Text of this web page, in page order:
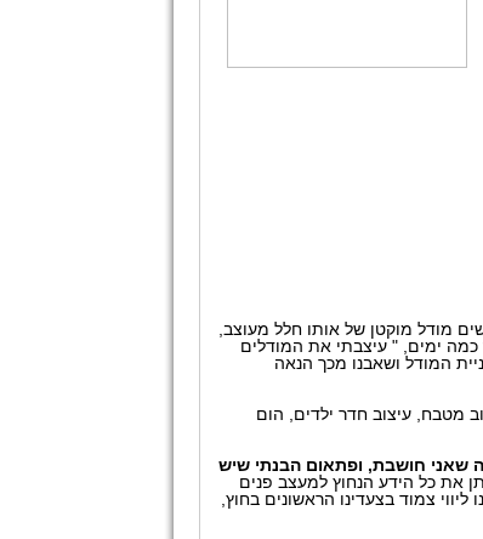
מודל מוקטן של אותו חלל מעוצב,
ימים, " עיצבתי את המודלים
המודל ושאבנו מכך הנאה
מטבח, עיצוב חדר ילדים, הום
שאני חושבת, ופתאום הבנתי שיש
את כל הידע הנחוץ למעצב פנים
צמוד בצעדינו הראשונים בחוץ,